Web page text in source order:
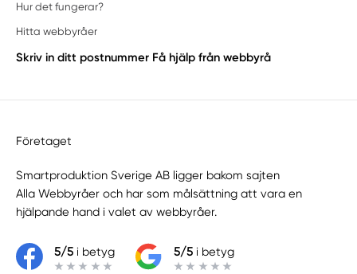
Hur det fungerar?
Hitta webbyråer
Skriv in ditt postnummer Få hjälp från webbyrå
Företaget
Smartproduktion Sverige AB ligger bakom sajten
Alla Webbyråer och har som målsättning att vara en
hjälpande hand i valet av webbyråer.
5/5i betyg 5/5i betyg